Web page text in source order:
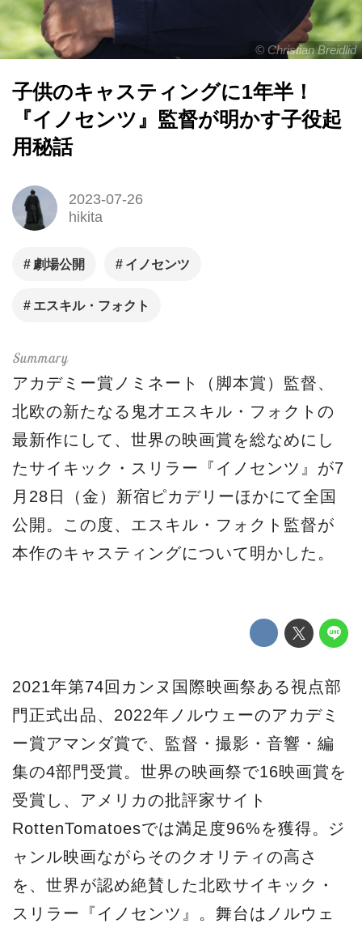
© Christian Breidlid
子供のキャスティングに1年半！
『イノセンツ』監督が明かす子役起
用秘話
2023-07-26
hikita
劇場公開 イノセンツ
エスキル・フォクト
アカデミー賞ノミネート（脚本賞）監督、
北欧の新たなる鬼才エスキル・フォクトの
最新作にして、世界の映画賞を総なめにし
たサイキック・スリラー『イノセンツ』が7
月28日（金）新宿ピカデリーほかにて全国
公開。この度、エスキル・フォクト監督が
本作のキャスティングについて明かした。
2021年第74回カンヌ国際映画祭ある視点部
門正式出品、2022年ノルウェーのアカデミ
ー賞アマンダ賞で、監督・撮影・音響・編
集の4部門受賞。世界の映画祭で16映画賞を
受賞し、アメリカの批評家サイト
RottenTomatoesでは満足度96%を獲得。ジ
ャンル映画ながらそのクオリティの高さ
を、世界が認め絶賛した北欧サイキック・
スリラー『イノセンツ』。舞台はノルウェ